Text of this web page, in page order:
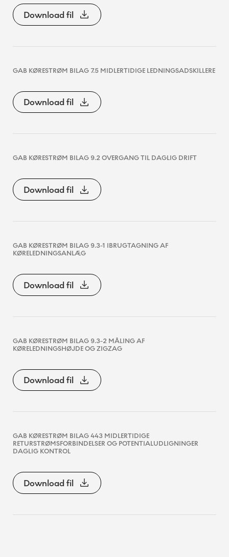
Download fil
GAB KØRESTRØM BILAG 7.5 MIDLERTIDIGE LEDNINGSADSKILLERE
Download fil
GAB KØRESTRØM BILAG 9.2 OVERGANG TIL DAGLIG DRIFT
Download fil
GAB KØRESTRØM BILAG 9.3-1 IBRUGTAGNING AF
KØRELEDNINGSANLÆG
Download fil
GAB KØRESTRØM BILAG 9.3-2 MÅLING AF
KØRELEDNINGSHØJDE OG ZIGZAG
Download fil
GAB KØRESTRØM BILAG 443 MIDLERTIDIGE
RETURSTRØMSFORBINDELSER OG POTENTIALUDLIGNINGER
DAGLIG KONTROL
Download fil